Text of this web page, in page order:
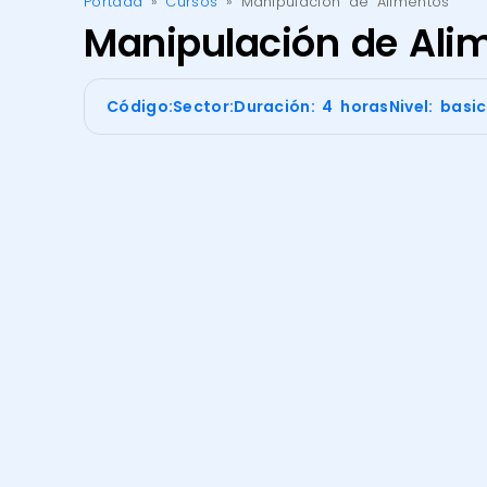
Manipulación de
Código:Sector:Duración: 4 horasNivel: